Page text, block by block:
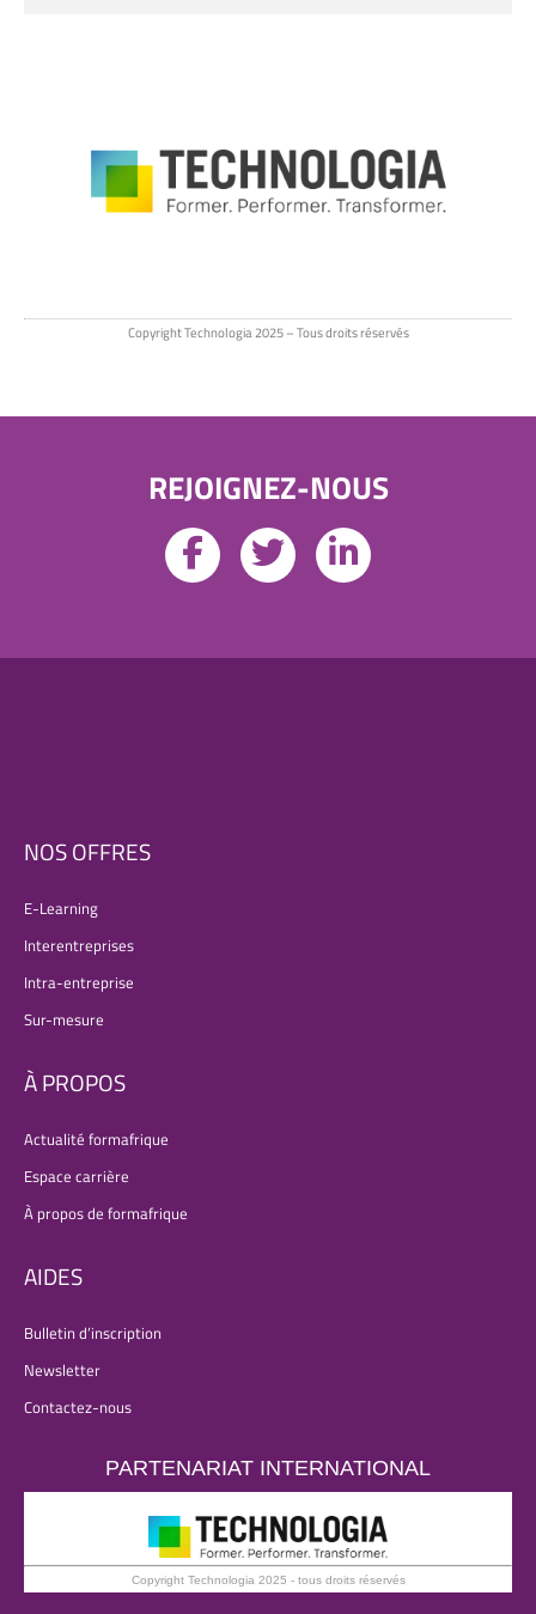
Copyright Technologia 2025 – Tous droits réservés
REJOIGNEZ-NOUS
NOS OFFRES
E-Learning
Interentreprises
Intra-entreprise
Sur-mesure
À PROPOS
Actualité formafrique
Espace carrière
À propos de formafrique
AIDES
Bulletin d’inscription
Newsletter
Contactez-nous
PARTENARIAT INTERNATIONAL
Copyright Technologia 2025 - tous droits réservés